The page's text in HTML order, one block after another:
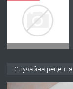
Случайна рецепта